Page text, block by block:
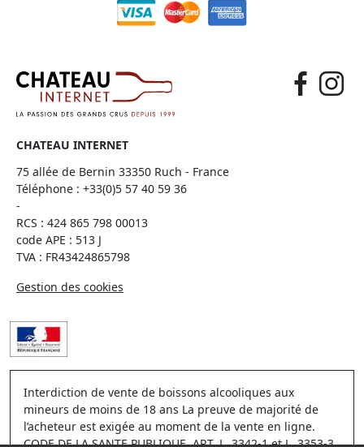
CHATEAU INTERNET
75 allée de Bernin 33350 Ruch - France
Téléphone : +33(0)5 57 40 59 36
-
RCS : 424 865 798 00013
code APE : 513 J
TVA : FR43424865798
Gestion des cookies
Interdiction de vente de boissons alcooliques aux
mineurs de moins de 18 ans La preuve de majorité de
l’acheteur est exigée au moment de la vente en ligne.
CODE DE LA SANTE PUBLIQUE, ART. L. 3342-1 et L. 3353-3